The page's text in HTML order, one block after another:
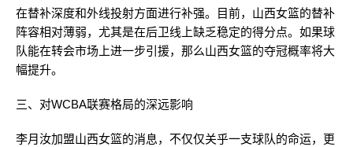
在替补深度和外线投射方面进行补强。目前，山西女篮的替补
阵容相对薄弱，尤其是在后卫线上缺乏稳定的得分点。如果球
队能在转会市场上进一步引援，那么山西女篮的夺冠概率将大
幅提升。
三、对WCBA联赛格局的深远影响
李月汝加盟山西女篮的消息，不仅仅关乎一支球队的命运，更